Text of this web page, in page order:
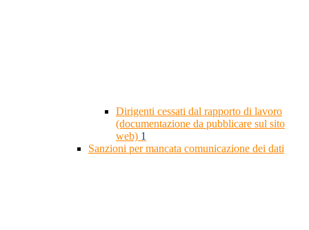
Dirigenti cessati dal rapporto di lavoro
(documentazione da pubblicare sul sito
web) 1
Sanzioni per mancata comunicazione dei dati